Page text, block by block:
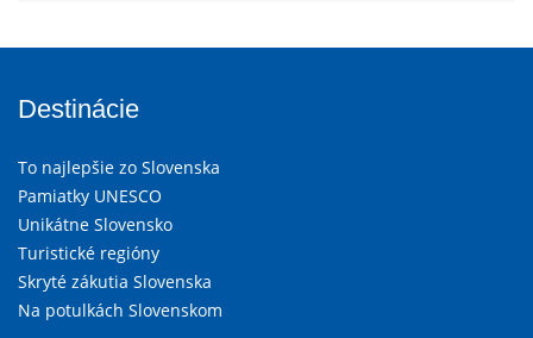
Destinácie
To najlepšie zo Slovenska
Pamiatky UNESCO
Unikátne Slovensko
Turistické regióny
Skryté zákutia Slovenska
Na potulkách Slovenskom